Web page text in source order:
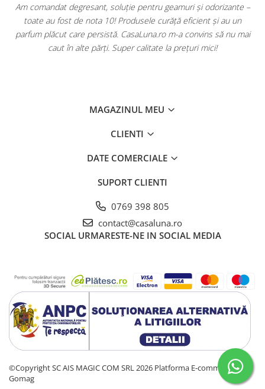
Am comandat degresant, soluție pentru geamuri și odorizante –
toate au fost de nota 10! Produsele curăță eficient și au un
parfum plăcut care persistă. CasaLuna.ro m-a convins să nu mai
caut în alte părți. Super calitate la prețuri mici!
MAGAZINUL MEU
CLIENTI
DATE COMERCIALE
SUPORT CLIENTI
0769 398 805
contact@casaluna.ro
SOCIAL URMARESTE-NE IN SOCIAL MEDIA
©Copyright SC AIS MAGIC COM SRL 2026 Platforma E-commerce by
Gomag